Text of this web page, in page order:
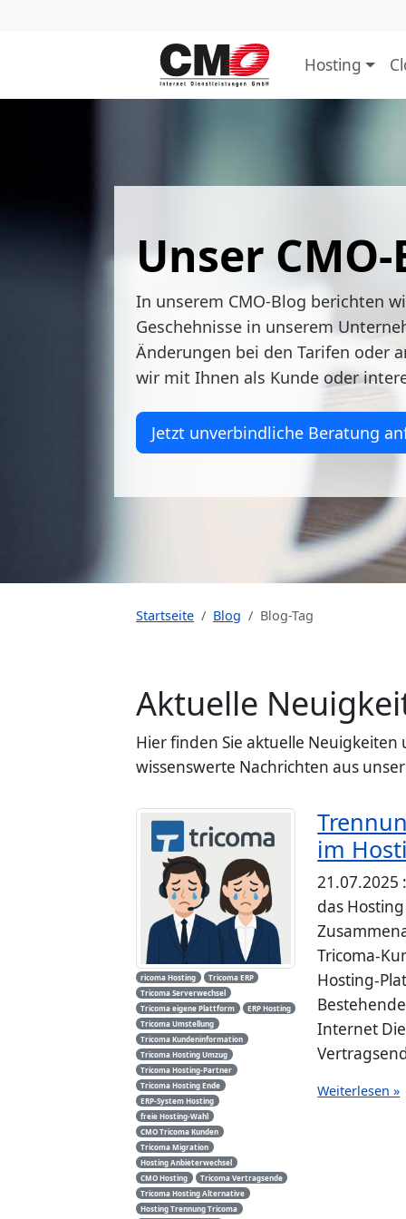
Hosting
Unser
In unserem CMO-Blog berichten
Geschehnisse in unserem
Änderungen bei den Tarifen oder
wir mit Ihnen als Kunde oder
Jetzt unverbindliche Beratung
Startseite Blog Blog-Tag
Aktuelle
Hier finden Sie aktuelle
wissenswerte Nachrichten aus
ricoma Hosting
Tricoma ERP
Tricoma Serverwechsel
Tricoma eigene Plattform
ERP Hosting
Tricoma Umstellung
Tricoma Kundeninformation
Tricoma Hosting Umzug
Tricoma Hosting-Partner
Tricoma Hosting Ende
ERP-System Hosting
freie Hosting-Wahl
CMO Tricoma Kunden
Tricoma Migration
Hosting Anbieterwechsel
CMO Hosting
Tricoma Vertragsende
Tricoma Hosting Alternative
Hosting Trennung Tricoma
im
21.07.2025
das
Tricoma-
Hosting-
Internet
Weiterlesen »